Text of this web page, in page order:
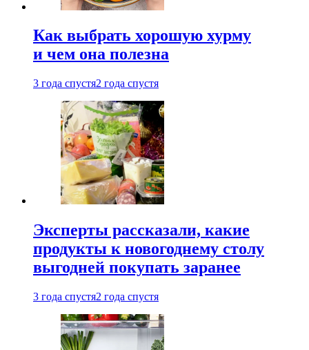
Как выбрать хорошую хурму
и чем она полезна
3 года спустя2 года спустя
Эксперты рассказали, какие
продукты к новогоднему столу
выгодней покупать заранее
3 года спустя2 года спустя